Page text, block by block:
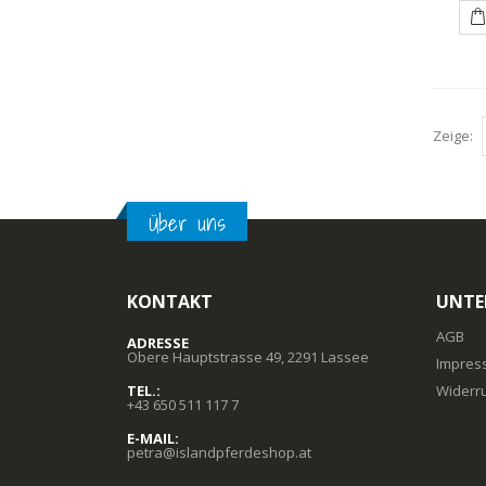
Zeige:
Über uns
KONTAKT
ADRESSE
Obere Hauptstrasse 49, 2291 Lassee
TEL.:
+43 650 511 117 7
E-MAIL:
petra@islandpferdeshop.at
AGB